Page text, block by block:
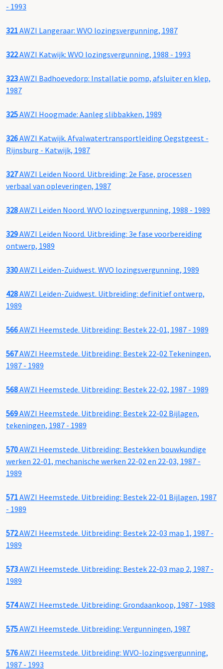
- 1993
321AWZI Langeraar: WVO lozingsvergunning, 1987
322AWZI Katwijk: WVO lozingsvergunning, 1988 - 1993
323AWZI Badhoevedorp: Installatie pomp, afsluiter en klep,
1987
325AWZI Hoogmade: Aanleg slibbakken, 1989
326AWZI Katwijk. Afvalwatertransportleiding Oegstgeest -
Rijnsburg - Katwijk, 1987
327AWZI Leiden Noord. Uitbreiding: 2e Fase, processen
verbaal van opleveringen, 1987
328AWZI Leiden Noord. WVO lozingsvergunning, 1988 - 1989
329AWZI Leiden Noord. Uitbreiding: 3e fase voorbereiding
ontwerp, 1989
330AWZI Leiden-Zuidwest. WVO lozingsvergunning, 1989
428AWZI Leiden-Zuidwest. Uitbreiding: definitief ontwerp,
1989
566AWZI Heemstede. Uitbreiding: Bestek 22-01, 1987 - 1989
567AWZI Heemstede. Uitbreiding: Bestek 22-02 Tekeningen,
1987 - 1989
568AWZI Heemstede. Uitbreiding: Bestek 22-02, 1987 - 1989
569AWZI Heemstede. Uitbreiding: Bestek 22-02 Bijlagen,
tekeningen, 1987 - 1989
570AWZI Heemstede. Uitbreiding: Bestekken bouwkundige
werken 22-01, mechanische werken 22-02 en 22-03, 1987 -
1989
571AWZI Heemstede. Uitbreiding: Bestek 22-01 Bijlagen, 1987
- 1989
572AWZI Heemstede. Uitbreiding: Bestek 22-03 map 1, 1987 -
1989
573AWZI Heemstede. Uitbreiding: Bestek 22-03 map 2, 1987 -
1989
574AWZI Heemstede. Uitbreiding: Grondaankoop, 1987 - 1988
575AWZI Heemstede. Uitbreiding: Vergunningen, 1987
576AWZI Heemstede. Uitbreiding: WVO-lozingsvergunning,
1987 - 1993